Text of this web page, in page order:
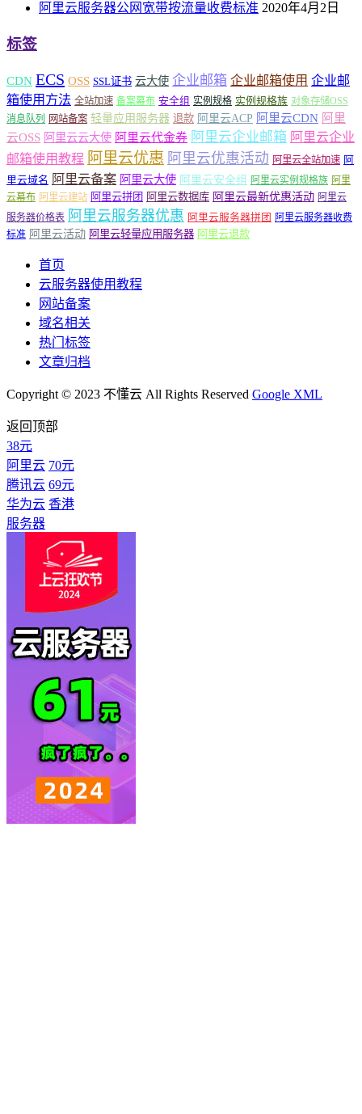
阿里云服务器公网宽带按流量收费标准 2020年4月2日
标签
CDN ECS OSS SSL证书 云大使 企业邮箱 企业邮箱使用 企业邮
箱使用方法 全站加速 备案幕布 安全组 实例规格 实例规格族 对象存储OSS
消息队列
网站备案 轻量应用服务器 退款 阿里云ACP 阿里云CDN 阿里
云OSS 阿里云云大使 阿里云代金券 阿里云企业邮箱 阿里云企业
邮箱使用教程 阿里云优惠 阿里云优惠活动 阿里云全站加速 阿
里云域名 阿里云备案 阿里云大使 阿里云安全组 阿里云实例规格族 阿里
云幕布 阿里云建站 阿里云拼团 阿里云数据库 阿里云最新优惠活动 阿里云
服务器价格表 阿里云服务器优惠 阿里云服务器拼团 阿里云服务器收费
标准 阿里云活动 阿里云轻量应用服务器 阿里云退款
首页
云服务器使用教程
网站备案
域名相关
热门标签
文章归档
Copyright © 2023 不懂云 All Rights Reserved Google XML
返回顶部
38元
阿里云 70元
腾讯云 69元
华为云 香港
服务器